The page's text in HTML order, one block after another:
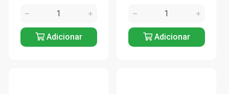
Adicionar Adicionar